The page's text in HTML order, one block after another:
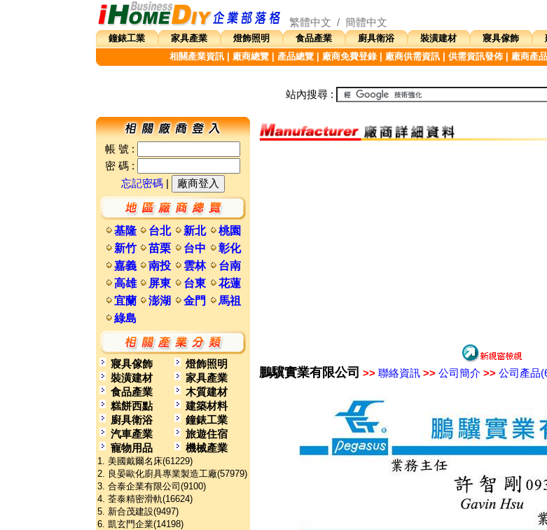
繁體中文 / 簡體中文
鐘錶工業 家具產業 燈飾照明 食品產業 廚具衛浴 裝潢建材 寢具傢飾
相關產業資訊| 廠商總覽| 產品總覽| 廠商免費登錄| 廠商供需資訊| 供需資訊發佈| 廠商產
站內搜尋 :
帳 號 :
密 碼 :
忘記密碼|
基隆 台北 新北
桃園
新竹
苗栗 台中
彰化
嘉義
南投 雲林
台南
高雄
屏東 台東
花蓮
宜蘭
澎湖 金門
馬祖
綠島
寢具傢飾
燈飾照明
裝潢建材
家具產業
食品產業
木質建材
糕餅西點
建築材料
廚具衛浴
鐘錶工業
汽車產業
旅遊住宿
寵物用品
機械產業
1. 美國戴爾名床(61229)
2. 良晏歐化廚具專業製造工廠(57979)
3. 合泰企業有限公司(9100)
4. 荃泰精密滑軌(16624)
5. 新合茂建設(9497)
6. 凱玄門企業(14198)
鵬驥實業有限公司 >>聯絡資訊 >>公司簡介 >>公司產品